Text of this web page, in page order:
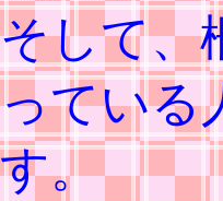
そして、
っている
す。